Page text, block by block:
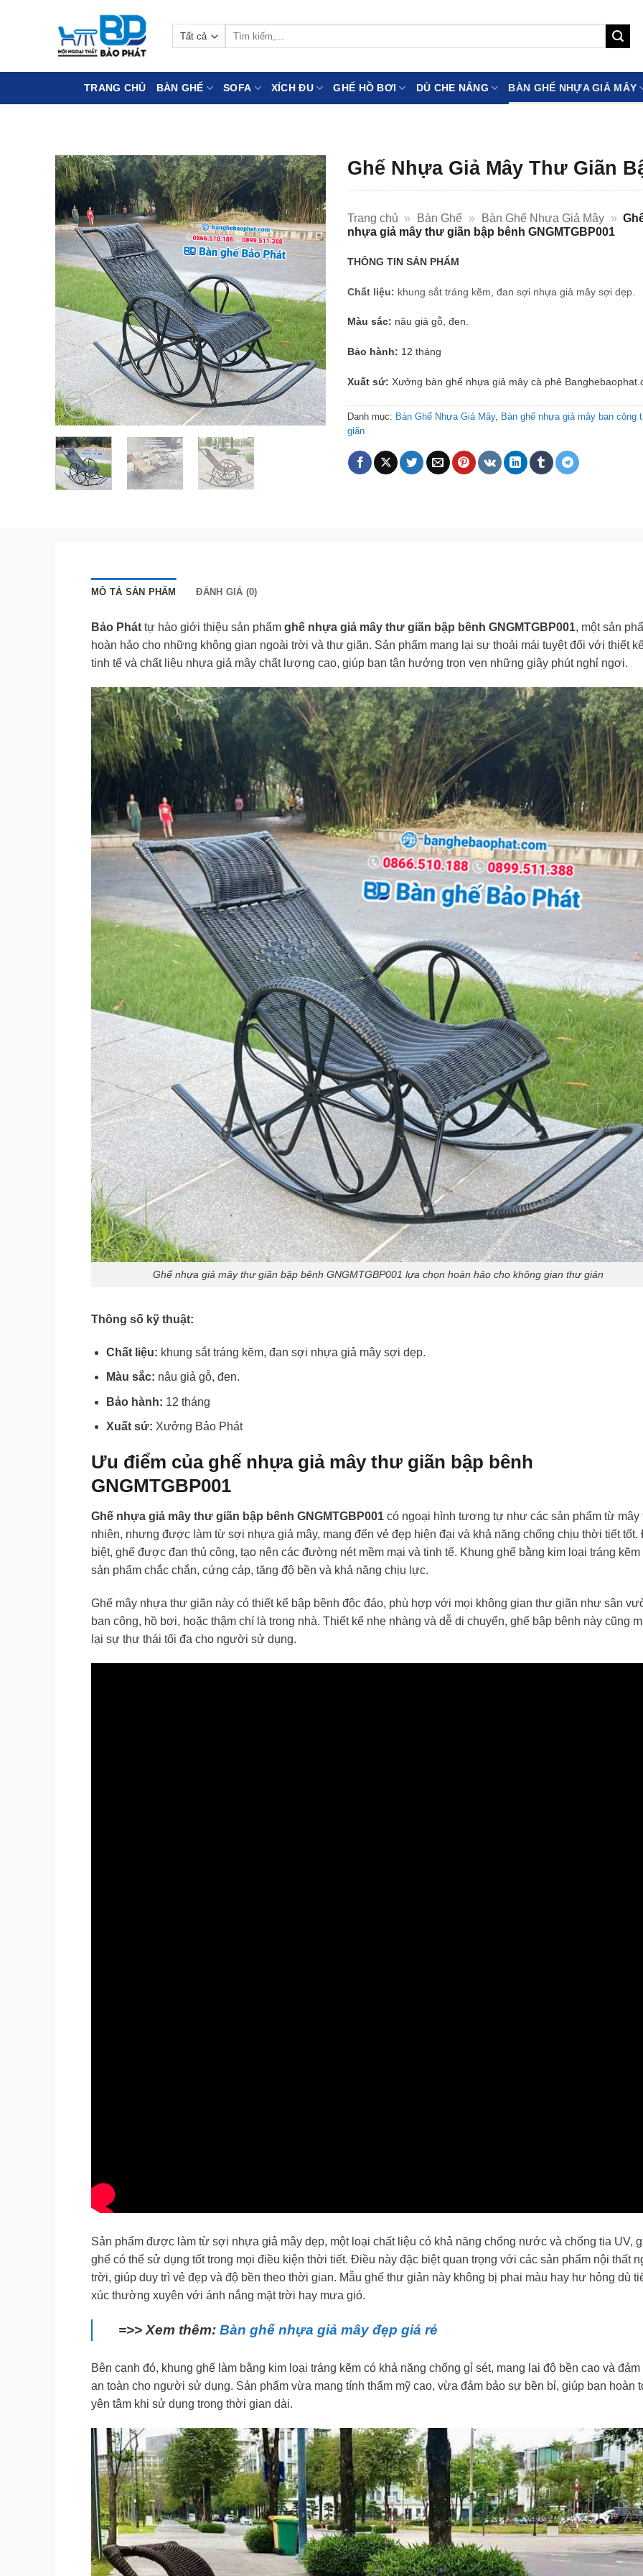
TRANG CHỦ BÀN GHẾ SOFA XÍCH ĐU GHẾ HỒ BƠI DÙ CHE NẮNG BÀN GHẾ NHỰA GIẢ MÂY
Ghế Nhựa Giả Mây Thư Giãn
Trang chủ » Bàn Ghế » Bàn Ghế Nhựa Giả Mây »
nhựa giả mây thư giãn bập bênh GNGMTGBP001
THÔNG TIN SẢN PHẨM
Chất liệu: khung sắt tráng kẽm, đan sợi nhựa giả mây sợi dẹp.
Màu sắc: nâu giả gỗ, đen.
Bảo hành: 12 tháng
Xuất sứ: Xưởng bàn ghế nhựa giả mây cà phê
Danh mục: Bàn Ghế Nhựa Giả Mây, Bàn ghế nhựa giả mây ban công
giãn
MÔ TẢ SẢN PHẨM ĐÁNH GIÁ (0)
Bảo Phát tự hào giới thiệu sản phẩm ghế nhựa giả mây thư giãn bập bênh GNGMTGBP001, một sản
hoàn hảo cho những không gian ngoài trời và thư giãn. Sản phẩm mang lại sự thoải mái tuyệt đối với thiết
tinh tế và chất liệu nhựa giả mây chất lượng cao, giúp bạn tận hưởng trọn vẹn những giây phút nghỉ ngơi.
Ghế nhựa giả mây thư giãn bập bênh GNGMTGBP001 lựa chọn hoàn hảo cho không gian thư giản
Thông số kỹ thuật:
Chất liệu: khung sắt tráng kẽm, đan sợi nhựa giả mây sợi dẹp.
Màu sắc: nâu giả gỗ, đen.
Bảo hành: 12 tháng
Xuất sứ: Xưởng Bảo Phát
Ưu điểm của ghế nhựa giả mây thư giãn bập bênh
GNGMTGBP001
Ghế nhựa giả mây thư giãn bập bênh GNGMTGBP001 có ngoại hình tương tự như các sản phẩm từ mây
nhiên, nhưng được làm từ sợi nhựa giả mây, mang đến vẻ đẹp hiện đại và khả năng chống chịu thời tiết tốt.
biệt, ghế được đan thủ công, tạo nên các đường nét mềm mại và tinh tế. Khung ghế bằng kim loại tráng kẽm
sản phẩm chắc chắn, cứng cáp, tăng độ bền và khả năng chịu lực.
Ghế mây nhựa thư giãn này có thiết kế bập bênh độc đáo, phù hợp với mọi không gian thư giãn như sân
ban công, hồ bơi, hoặc thậm chí là trong nhà. Thiết kế nhẹ nhàng và dễ di chuyển, ghế bập bênh này cũng
lại sự thư thái tối đa cho người sử dụng.
Sản phẩm được làm từ sợi nhựa giả mây dẹp, một loại chất liệu có khả năng chống nước và chống tia UV,
ghế có thể sử dụng tốt trong mọi điều kiện thời tiết. Điều này đặc biệt quan trọng với các sản phẩm nội thất
trời, giúp duy trì vẻ đẹp và độ bền theo thời gian. Mẫu ghế thư giản này không bị phai màu hay hư hỏng dù
xúc thường xuyên với ánh nắng mặt trời hay mưa gió.
=>> Xem thêm: Bàn ghế nhựa giả mây đẹp giá rẻ
Bên cạnh đó, khung ghế làm bằng kim loại tráng kẽm có khả năng chống gỉ sét, mang lại độ bền cao và đảm
an toàn cho người sử dụng. Sản phẩm vừa mang tính thẩm mỹ cao, vừa đảm bảo sự bền bỉ, giúp bạn hoàn
yên tâm khi sử dụng trong thời gian dài.